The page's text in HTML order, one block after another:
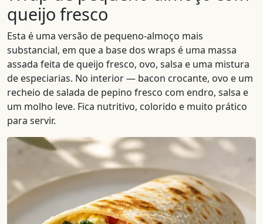
queijo fresco
Esta é uma versão de pequeno-almoço mais
substancial, em que a base dos wraps é uma massa
assada feita de queijo fresco, ovo, salsa e uma mistura
de especiarias. No interior — bacon crocante, ovo e um
recheio de salada de pepino fresco com endro, salsa e
um molho leve. Fica nutritivo, colorido e muito prático
para servir.